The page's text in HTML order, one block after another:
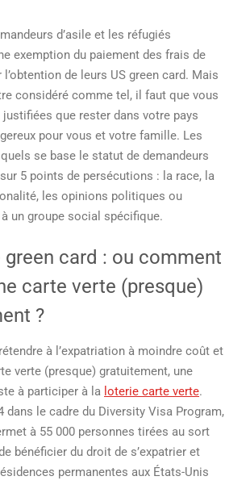
d’asile et les réfugiés
exemption du paiement des frais de
de leurs US green card. Mais
considéré comme tel, il faut que vous
justifiées que rester dans votre pays
pour vous et votre famille. Les
se base le statut de demandeurs
5 points de persécutions : la race, la
les opinions politiques ou
à un groupe social spécifique.
card : ou comment
carte verte (presque)
?
à l’expatriation à moindre coût et
verte (presque) gratuitement, une
à participer à la loterie carte verte.
dans le cadre du Diversity Visa Program,
à 55 000 personnes tirées au sort
bénéficier du droit de s’expatrier et
permanentes aux États-Unis